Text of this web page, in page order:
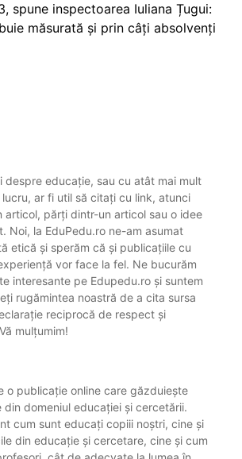
spune inspectoarea Iuliana Țugui:
măsurată și prin câți absolvenți
despre educație, sau cu atât mai mult
ar fi util să citați cu link, atunci
articol, părți dintr-un articol sau o idee
Noi, la EduPedu.ro ne-am asumat
etică și sperăm că și publicațiile cu
vor face la fel. Ne bucurăm
interesante pe Edupedu.ro și suntem
rugămintea noastră de a cita sursa
reciprocă de respect și
mulțumim!
o publicație online care găzduiește
din domeniul educației și cercetării.
cum sunt educați copiii noștri, cine și
din educație și cercetare, cine și cum